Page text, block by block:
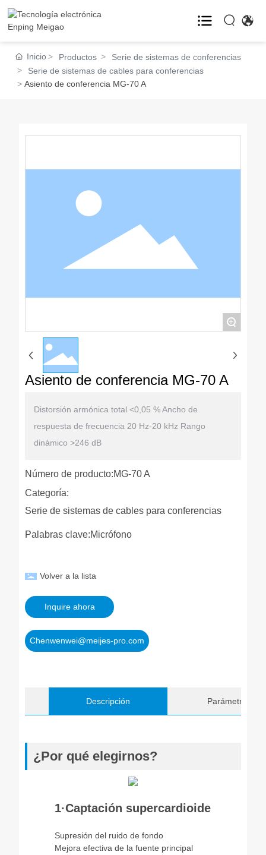
HOGAR
PRODUCTOS
Inicio Productos
Serie de sistemas de conferencias
Serie de sistemas de cables para conferencias
Asiento de conferencia MG-70 A
+
Asiento de conferencia MG-70 A
Distorsión armónica total <0,05 % Ancho de
respuesta de frecuencia 20 Hz-20 kHz Rango
Número de producto:MG-70 A
Categoría:
Serie de sistemas de cables para conferencias
Palabras clave:Micrófono
Volver a la lista
Inquire ahora
Chenwenwei@meijes-pro.com
Descripción Parámetros
¿Por qué elegirnos?
1·Captación supercardioide
Supresión del ruido de fondo
Mejora efectiva de la fuente principal